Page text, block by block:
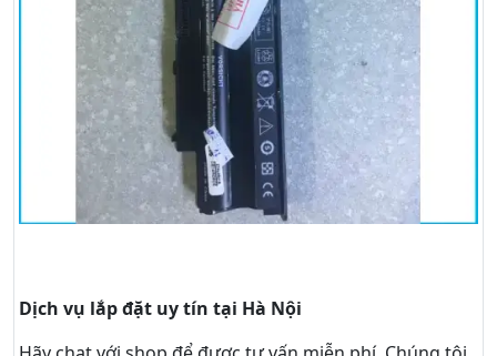
Dịch vụ lắp đặt uy tín tại Hà Nội